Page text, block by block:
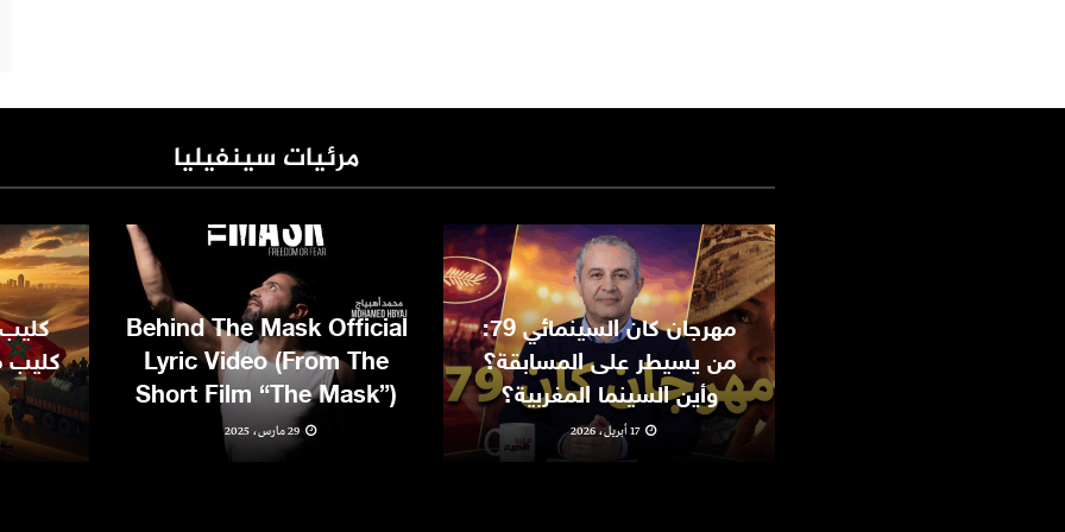
مرئيات سينفيليا
مهرجان كان السينمائي 79:
من يسيطر على المسابقة؟
وأين السينما المغربية؟
17 أبريل، 2026
Behind The Mask Official
Lyric Video (From The
Short Film “The Mask”)
29 مارس، 2025
كليب